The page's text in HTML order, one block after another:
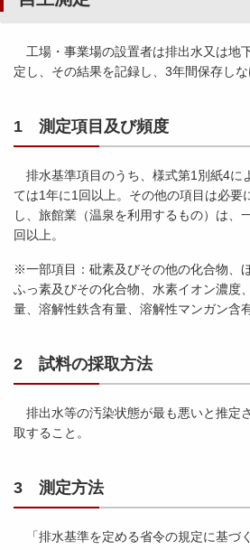
工場・事業場の設置者は排出水又は地
定し、その結果を記録し、3年間保存しな
1 測定項目及び頻度
排水基準項目のうち、様式第1別紙4に
ては1年に1回以上。その他の項目は必要
し、旅館業（温泉を利用するもの）は、
回以上。
※一部項目：砒素及びその他の化合物、
ふっ素及びその化合物、水素イオン濃度
量、溶解性鉄含有量、溶解性マンガン含
2 試料の採取方法
排出水等の汚染状態が最も悪いと推定
取すること。
3 測定方法
「排水基準を定める省令の規定に基づ